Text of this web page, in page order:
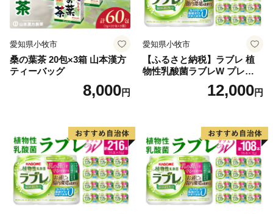
愛知県小牧市
桑の葉茶 20包×3箱 山本漢方
ティーバッグ
8,000円
愛知県小牧市
【ふるさと納税】ラブレ 植
物性乳酸菌ラブレW プレーン
36本 80ml 甘さすっきり 砂糖
不使用 コレステロール 脂肪
KB290 乳酸菌飲料 飲料 カゴ
メ 習慣 送料無料
12,000円